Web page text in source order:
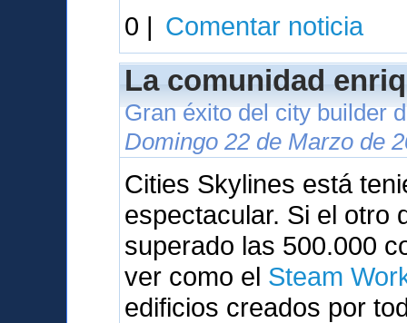
0 | Comentar noticia
La comunidad
Gran éxito del city builder
Domingo 22 de Marzo de
Cities Skylines está
espectacular. Si el otro
superado las 500.000
ver como el Steam
edificios creados por